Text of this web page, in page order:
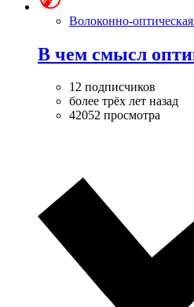
Волоконно-оптическая
В чем смысл
12 подписчиков
более трёх лет назад
42052 просмотра